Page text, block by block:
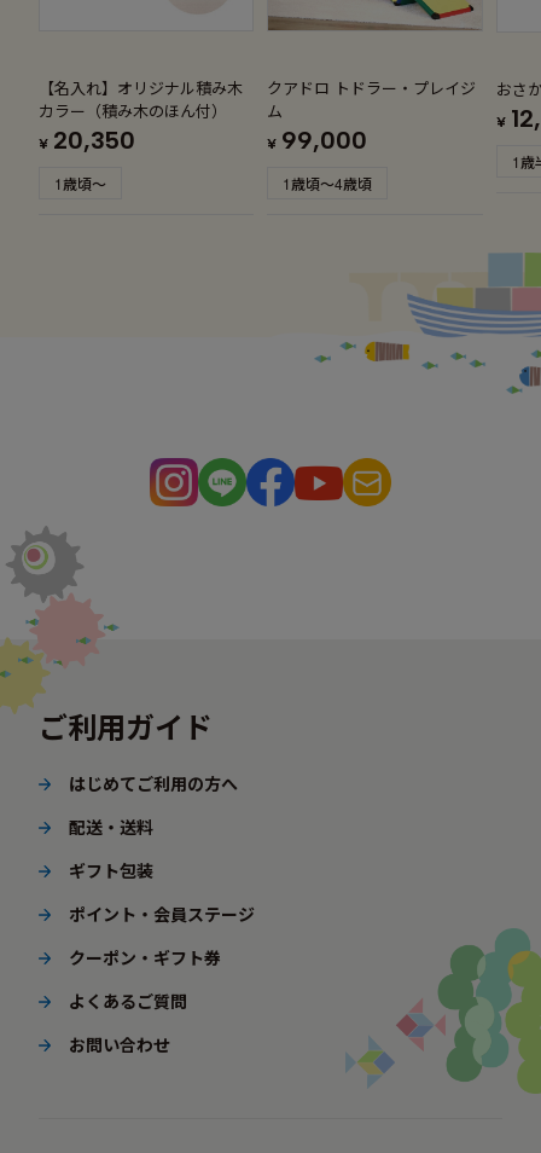
【名入れ】オリジナル積み木
カラー（積み木のほん付）
¥ 20,350
1歳頃～
クアドロ トドラー・プレイジ
ム
¥ 99,000
1歳頃～4歳頃
おさ
¥
1歳
ご利用ガイド
はじめてご利用の方へ
配送・送料
ギフト包装
ポイント・会員ステージ
クーポン・ギフト券
よくあるご質問
お問い合わせ